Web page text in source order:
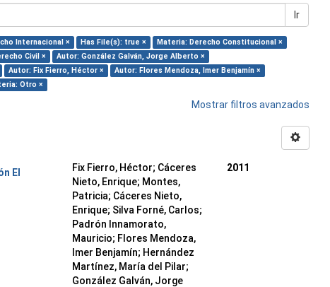
Ir
Internacional × Has File(s): true ×
Materia: Derecho Constitucional ×
Civil ×
Autor: González Galván, Jorge Alberto ×
Autor: Fix Fierro, Héctor ×
Autor: Flores Mendoza, Imer Benjamín ×
Otro ×
Mostrar filtros avanzados
El
Fix Fierro, Héctor; Cáceres
Nieto, Enrique; Montes,
Patricia; Cáceres Nieto,
Enrique; Silva Forné, Carlos;
Padrón Innamorato,
Mauricio; Flores Mendoza,
Imer Benjamín; Hernández
Martínez, María del Pilar;
González Galván, Jorge
2011